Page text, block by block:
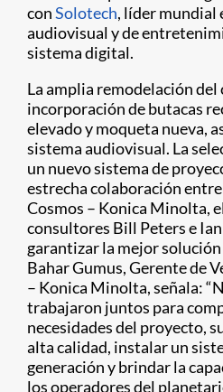
conSolotech, líder mundial
audiovisual y de
sistema digital.
La amplia remodelación del
incorporación de butacas
elevado y moqueta nueva,
sistema audiovisual. La
un nuevo sistema de
estrecha colaboración
Cosmos – Konica Minolta,
consultores Bill Peters e
garantizar la mejor
Bahar Gumus, Gerente de
– Konica Minolta, señala:
trabajaron juntos para
necesidades del proyecto,
alta calidad, instalar un
generación y brindar la
los operadores del